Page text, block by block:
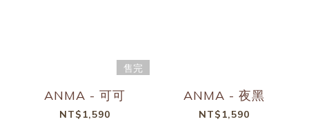
售完
ANMA - 可可
NT$1,590
ANMA - 夜黑
NT$1,590